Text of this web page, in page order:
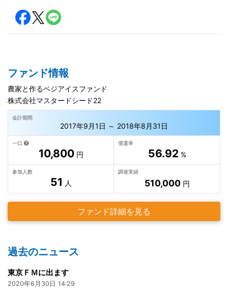
ファンド情報
農家と作るベジアイスファンド
株式会社マスタードシード22
会計期間
2017年9月1日 ～ 2018年8月31日
一口
10,800円
償還率
56.92%
参加人数
51 人
調達実績
510,000円
ファンド詳細を見る
過去のニュース
東京ＦＭに出ます
2020年6月30日 14:29